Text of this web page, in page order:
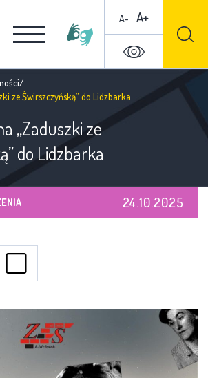
A- A+
/
ze Świrszczyńską” do Lidzbarka
„Zaduszki ze
do Lidzbarka
24.10.2025